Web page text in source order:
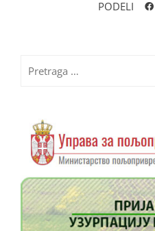
PODELI
za: